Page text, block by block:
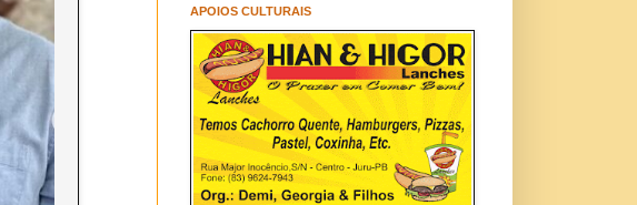
APOIOS CULTURAIS